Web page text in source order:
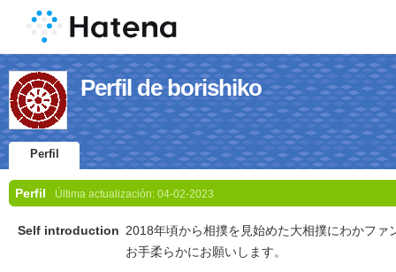
Perfil de borishiko
Perfil
Perfil Última actualización: 04-02-2023
Self introduction 2018年頃から相撲を見始めた大相撲にわかファ
お手柔らかにお願いします。